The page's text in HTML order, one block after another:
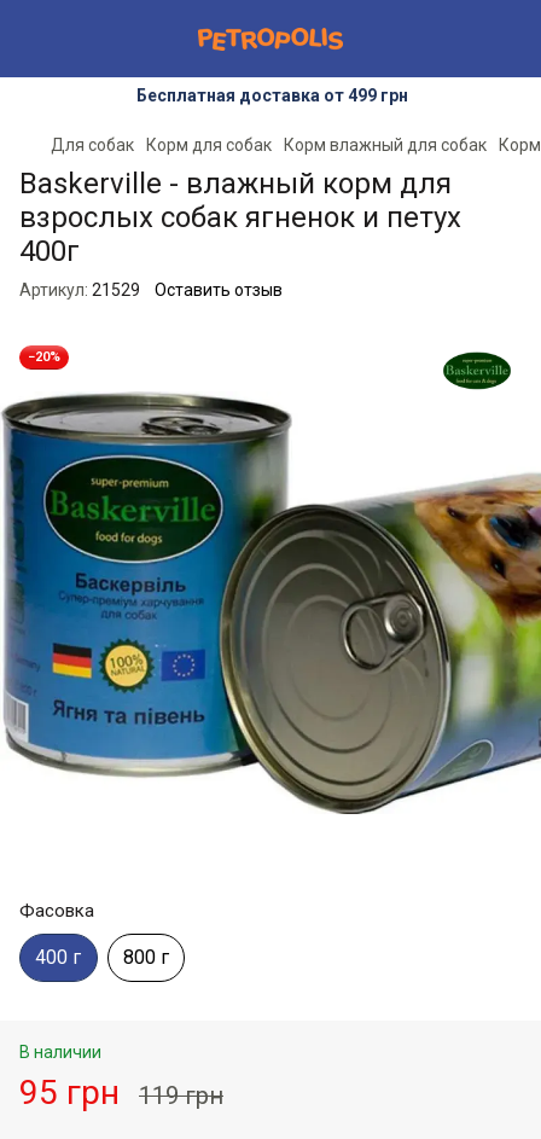
Бесплатная доставка от 499 грн
Для собак Корм для собак Корм влажный для собак
Baskerville - влажный корм для
взрослых собак ягненок и петух
400г
Артикул: 21529 Оставить отзыв
−20%
Фасовка
400 г 800 г
В наличии
95 грн 119 грн